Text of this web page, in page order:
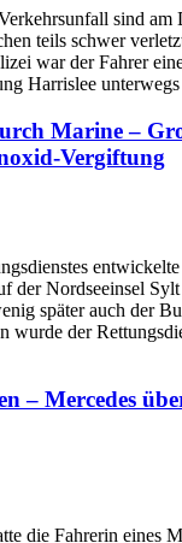
sind am
teils schwer
war der Fahrer
Harrislee
Marine –
Vergiftung
der Nordseeinsel
später auch der
wurde der
– Mercedes
die Fahrerin eines